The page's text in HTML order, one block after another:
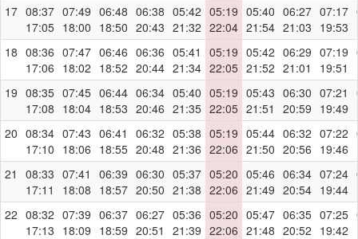
17 08:37
17:05
07:49
18:00
06:48
18:50
06:38
20:43
05:42
21:32
05:19
22:04
05:40
21:54
06:27
21:03
07:17
19:53
18 08:36
17:06
07:47
18:02
06:46
18:52
06:36
20:44
05:41
21:34
05:19
22:05
05:42
21:52
06:29
21:01
07:19
19:51
19 08:35
17:08
07:45
18:04
06:44
18:53
06:34
20:46
05:40
21:35
05:19
22:05
05:43
21:51
06:30
20:59
07:21
19:49
20 08:34
17:10
07:43
18:06
06:41
18:55
06:32
20:48
05:38
21:36
05:19
22:06
05:44
21:50
06:32
20:56
07:22
19:46
21
08:33
17:11
07:41
18:08
06:39
18:57
06:30
20:50
05:37
21:38
05:20
22:06
05:46
21:49
06:34
20:54
07:24
19:44
22 08:32
17:13
07:39
18:09
06:37
18:59
06:27
20:51
05:36
21:39
05:20
22:06
05:47
21:48
06:35
20:52
07:25
19:42